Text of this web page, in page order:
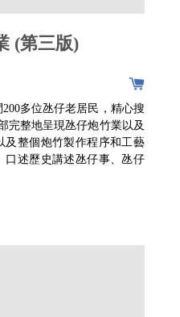
(第三版)
多位氹仔老居民，精心搜
完整地呈現氹仔炮竹業以及
及整個炮竹製作程序和工藝
口述歷史講述氹仔事、氹仔